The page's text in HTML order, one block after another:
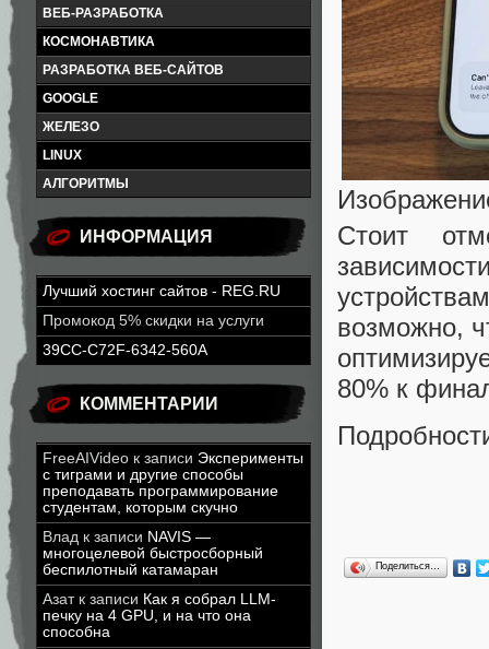
ВЕБ-РАЗРАБОТКА
КОСМОНАВТИКА
РАЗРАБОТКА ВЕБ-САЙТОВ
GOOGLE
ЖЕЛЕЗО
LINUX
АЛГОРИТМЫ
ИНФОРМАЦИЯ
Лучший хостинг сайтов - REG.RU
Промокод 5% скидки на услуги
39CC-C72F-6342-560A
КОММЕНТАРИИ
FreeAIVideo к записи Эксперименты
с тиграми и другие способы
преподавать программирование
студентам, которым скучно
Влад к записи NAVIS —
многоцелевой быстросборный
беспилотный катамаран
Азатк записи Как я собрал LLM-
печку на 4 GPU, и на что она
способна
Стоит
возможно,
80% к
Поделиться…